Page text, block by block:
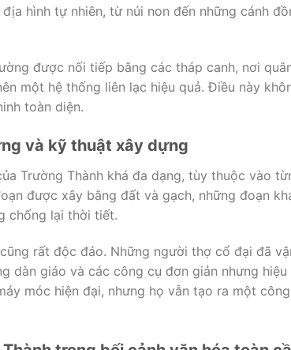
hình tự nhiên, từ núi non đến những cánh
được nối tiếp bằng các tháp canh, nơi
một hệ thống liên lạc hiệu quả. Điều này
toàn diện.
và kỹ thuật xây dựng
Trường Thành khá đa dạng, tùy thuộc vào
được xây bằng đất và gạch, những đoạn
chống lại thời tiết.
rất độc đáo. Những người thợ cổ đại đã
dàn giáo và các công cụ đơn giản nhưng
móc hiện đại, nhưng họ vẫn tạo ra một